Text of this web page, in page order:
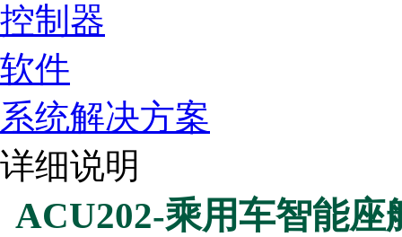
控制器
软件
系统解决方案
详细说明
ACU202-乘用车智能